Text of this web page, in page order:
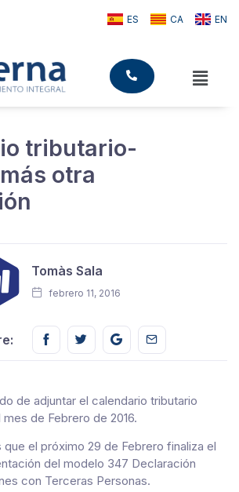
ES CA EN
tributario-
otra
Tomàs Sala
febrero 11, 2016
Share this on FaceBook
Share this on Twitter
Share this on GMail
Share this on
de adjuntar el calendario tributario
de Febrero de 2016.
el próximo 29 de Febrero finaliza el
del modelo 347 Declaración
con Terceras Personas.